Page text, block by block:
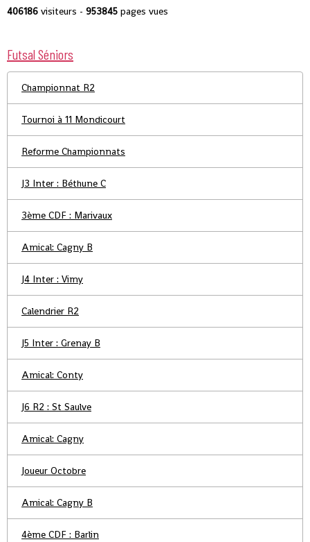
406186 visiteurs - 953845 pages vues
Futsal Séniors
Championnat R2
Tournoi à 11 Mondicourt
Reforme Championnats
J3 Inter : Béthune C
3ème CDF : Marivaux
Amical: Cagny B
J4 Inter : Vimy
Calendrier R2
J5 Inter : Grenay B
Amical: Conty
J6 R2 : St Saulve
Amical: Cagny
Joueur Octobre
Amical: Cagny B
4ème CDF : Barlin